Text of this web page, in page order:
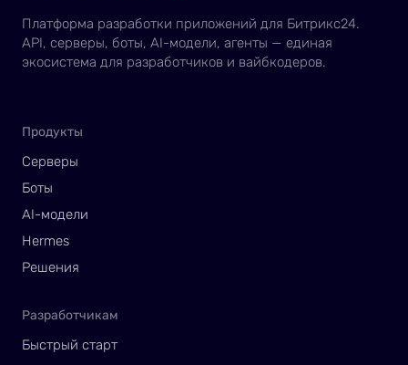
Платформа разработки приложений для Битрикс24.
API, серверы, боты, AI-модели, агенты — единая
экосистема для разработчиков и вайбкодеров.
Продукты
Серверы
Боты
AI-модели
Hermes
Решения
Разработчикам
Быстрый старт